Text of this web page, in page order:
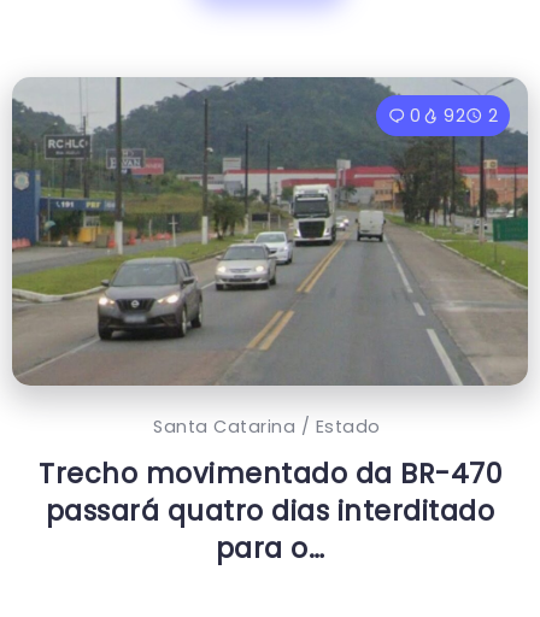
0 92 2
Santa Catarina / Estado
Trecho movimentado da BR-470
passará quatro dias interditado
para o…